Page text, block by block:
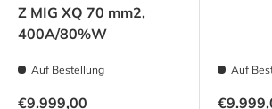
Z MIG XQ 70 mm2,
400A/80%W
Auf Bestellung
€9.999,00
Auf